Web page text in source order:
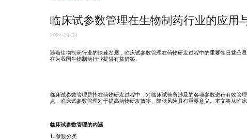
临床试参数管理在生物制药行业的应用
2024-09-30
随着生物制药行业的快速发展，临床试参数管理在药物研发过程中的重要性日益
在为我国生物制药行业提供有益借鉴。
临床试参数管理是指在药物研发过程中，对临床试验所涉及的各项参数进行有效
点，临床试参数管理对于提高药物研发效率、降低风险具有重要意义。本文将从临
临床试参数管理的内涵
1. 参数分类